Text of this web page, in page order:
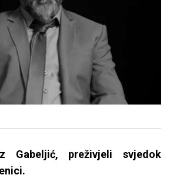
Gabeljić, preživjeli svjedok